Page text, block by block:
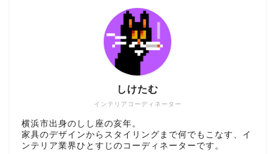
インテリアコーディネーター
しけたむ
横浜市出身のしし座の亥年。
家具のデザインからスタイリングまで何でもこなす、イ
ンテリア業界ひとすじのコーディネーターです。